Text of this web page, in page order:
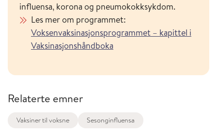
influensa, korona og pneumokokksykdom.
Les mer om programmet:
Voksenvaksinasjonsprogrammet – kapittel i
Vaksinasjonshåndboka
Relaterte emner
Vaksiner til voksne Sesonginfluensa